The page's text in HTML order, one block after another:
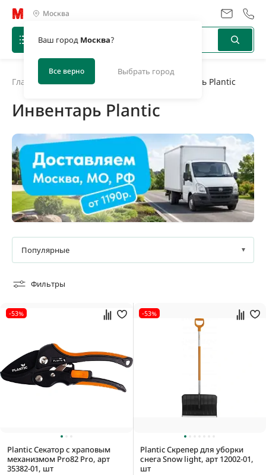
Москва
Ваш город Москва?
Все верно Выбрать город
Главная Инструментарий Инвентарь Plantic
Инвентарь Plantic
Товары в наличии
Под заказ
0,03 кг
0,0001377 м3
Популярные
Фильтры
-53%
Plantic Секатор с храповым
механизмом Pro82 Pro, арт
35382-01, шт
-53%
Plantic Скрепер для уборки
снега Snow light, арт 12002-01,
шт